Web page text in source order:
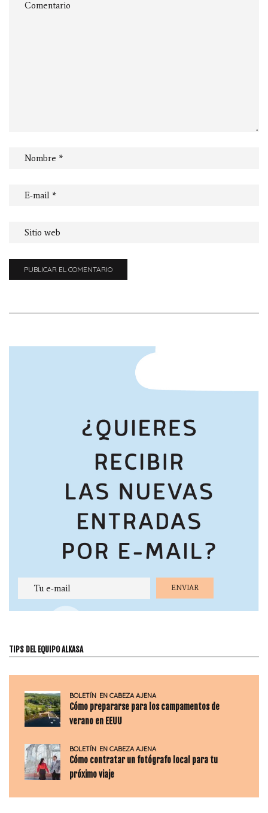
TIPS DEL EQUIPO ALKASA
BOLETÍN EN CABEZA AJENA
Cómo prepararse para los campamentos de
verano en EEUU
BOLETÍN EN CABEZA AJENA
Cómo contratar un fotógrafo local para tu
próximo viaje